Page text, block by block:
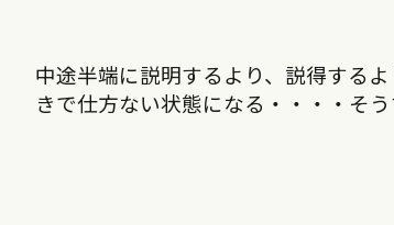
中途半端に説明するより、説得する
きで仕方ない状態になる・・・・そ